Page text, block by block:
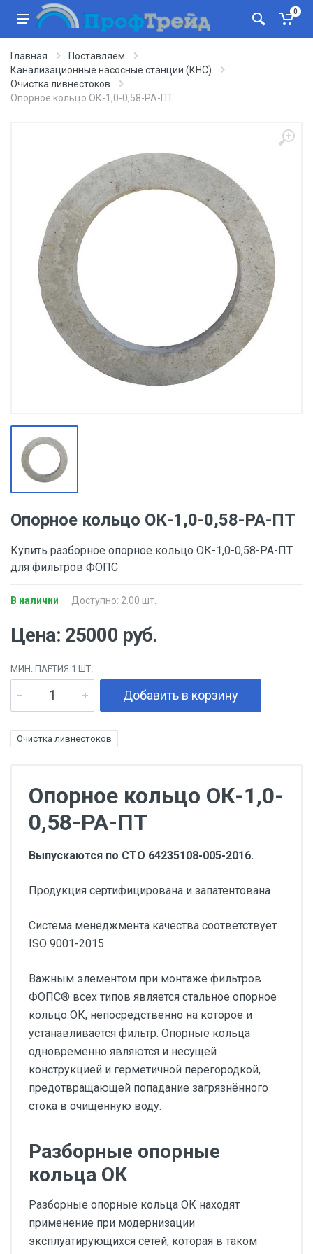
0
Главная
Поставляем
Канализационные насосные станции (КНС)
Очистка ливнестоков
Опорное кольцо ОК-1,0-0,58-РА-ПТ
Опорное кольцо ОК-1,0-0,58-РА-ПТ
Купить разборное опорное кольцо ОК-1,0-0,58-РА-ПТ
для фильтров ФОПС
В наличии Доступно: 2.00 шт.
Цена: 25000 руб.
МИН. ПАРТИЯ 1 ШТ.
Добавить в корзину
Очистка ливнестоков
Опорное кольцо ОК-1,0-
0,58-РА-ПТ
Выпускаются по СТО 64235108-005-2016.
Продукция сертифицирована и запатентована
Система менеджмента качества соответствует
ISO 9001-2015
Важным элементом при монтаже фильтров
ФОПС® всех типов является стальное опорное
кольцо ОК, непосредственно на которое и
устанавливается фильтр. Опорные кольца
одновременно являются и несущей
конструкцией и герметичной перегородкой,
предотвращающей попадание загрязнённого
стока в очищенную воду.
Разборные опорные
кольца ОК
Разборные опорные кольца ОК находят
применение при модернизации
эксплуатирующихся сетей, которая в таком